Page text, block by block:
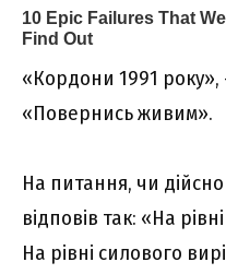
«Кордони 1991 року»,
«Повернись живим».
На питання, чи дійсно
відповів так: «На
На рівні силового